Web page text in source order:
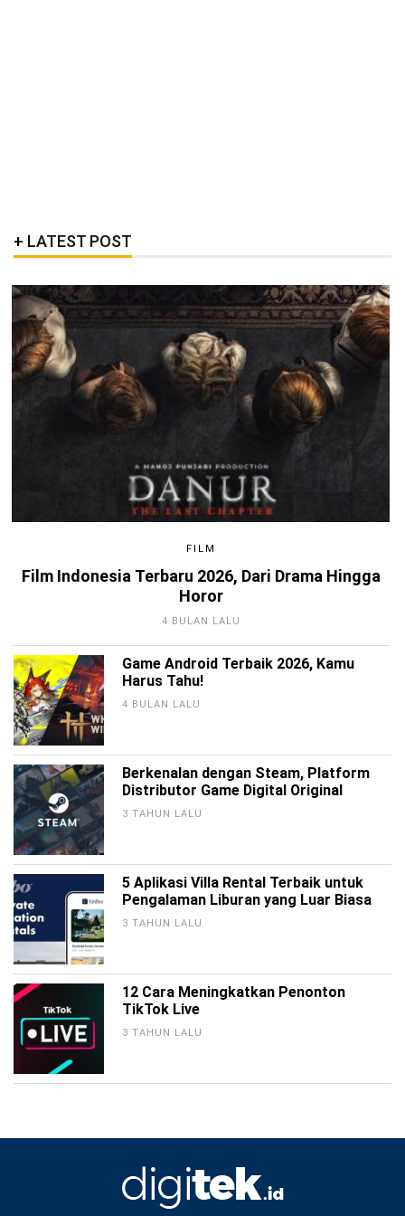
LATEST POST
FILM
Film Indonesia Terbaru 2026, Dari Drama Hingga
Horor
4 BULAN LALU
Game Android Terbaik 2026, Kamu
Harus Tahu!
4 BULAN LALU
Berkenalan dengan Steam, Platform
Distributor Game Digital Original
3 TAHUN LALU
5 Aplikasi Villa Rental Terbaik untuk
Pengalaman Liburan yang Luar Biasa
3 TAHUN LALU
12 Cara Meningkatkan Penonton
TikTok Live
3 TAHUN LALU